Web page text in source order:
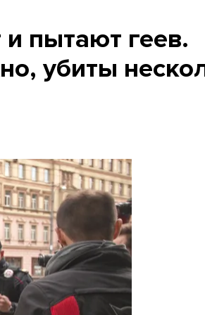
пытают геев.
убиты